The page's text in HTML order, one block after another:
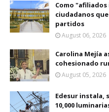
Como
ciudadanos
partidos
August 06, 2026
Carolina Mejía
cohesionado
August 05, 2026
Edesur instala,
10,000